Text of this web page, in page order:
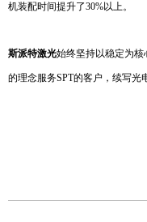
机装配时间提升了30%以上。
斯派特激光始终坚持以稳定为
的理念服务SPT的客户，续写光